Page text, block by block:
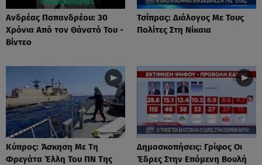
Ανδρέας Παπανδρέου: 30
Χρόνια Από τον Θάνατό Του -
Βίντεο
Τσίπρας: Διάλογος Με Τους
Πολίτες Στη Νίκαια
Κύπρος: Άσκηση Με Τη
Φρεγάτα Έλλη Του ΠΝ Της
Δημοσκοπήσεις: Γρίφος Οι
Έδρες Στην Επόμενη Βουλή